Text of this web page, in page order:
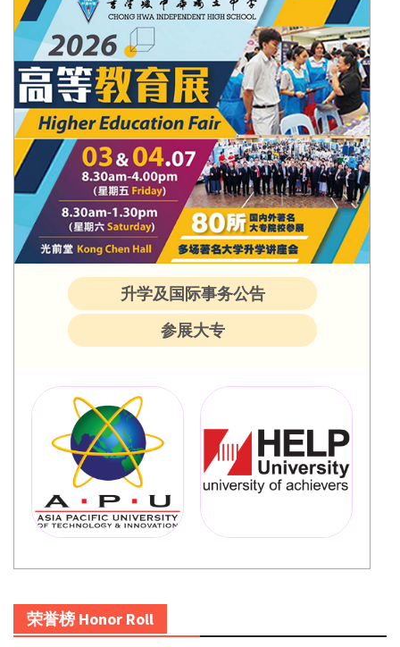
升学及国际事务公告
参展大专
荣誉榜 Honor Roll